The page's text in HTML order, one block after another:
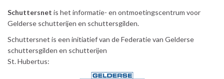
Schuttersnet is het informatie- en ontmoetingscentrum voor
Gelderse schutterijen en schuttersgilden.
Schuttersnet is een initiatief van de Federatie van Gelderse
schuttersgilden en schutterijen
St. Hubertus: